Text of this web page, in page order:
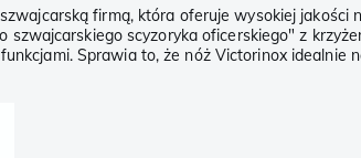
firmą, która oferuje wysokiej
szwajcarskiego scyzoryka oficerskiego" z
Sprawia to, że nóż Victorinox